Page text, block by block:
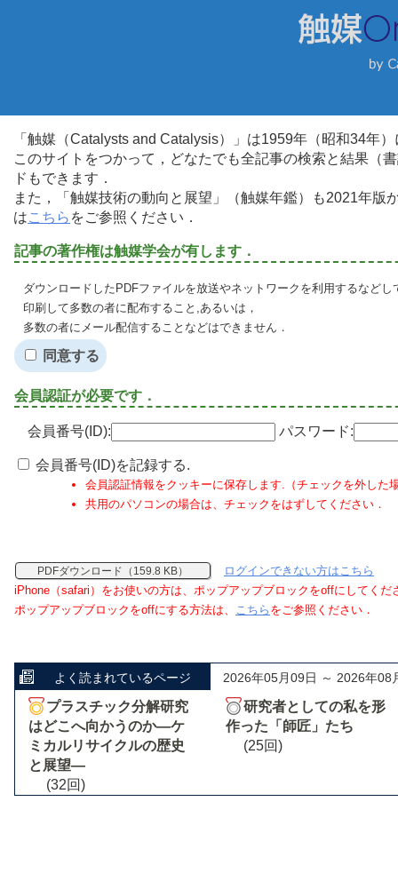
「触媒（Catalysts and Catalysis）」は1959年（昭和34年
このサイトをつかって，どなたでも全記事の検索と結果（
ドもできます．
また，「触媒技術の動向と展望」（触媒年鑑）も2021年
はこちら をご参照ください．
記事の著作権は触媒学会が有します．
ダウンロードしたPDFファイルを放送やネットワークを利用するなど
印刷して多数の者に配布すること,あるいは，
多数の者にメール配信することなどはできません．
同意する
会員認証が必要です．
会員番号(ID): パスワード:
会員番号(ID)を記録する.
会員認証情報をクッキーに保存します.（チェックを外した
共用のパソコンの場合は、チェックをはずしてください．
PDFダウンロード（159.8 KB）
ログインできない方はこちら
iPhone（safari）をお使いの方は、ポップアップブロックをoffにしてくだ
ポップアップブロックをoffにする方法は、 こちら をご参照ください．
よく読まれているページ 2026年05月09日 ～ 2026年08
プラスチック分解研究
はどこへ向かうのか―ケ
ミカルリサイクルの歴史
と展望―
(32回)
研究者としての私を形
作った「師匠」たち
(25回)